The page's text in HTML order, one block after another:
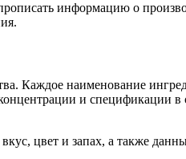
информацию о
Каждое наименование
и спецификации в
цвет и запах, а также